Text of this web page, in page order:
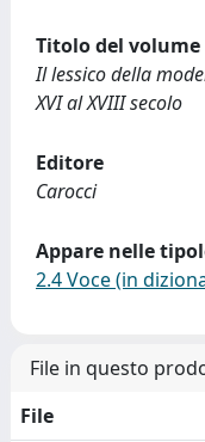
Titolo del volume
Il lessico della
XVI al XVIII secolo
Editore
Carocci
Appare nelle
2.4 Voce (in
File in questo
File